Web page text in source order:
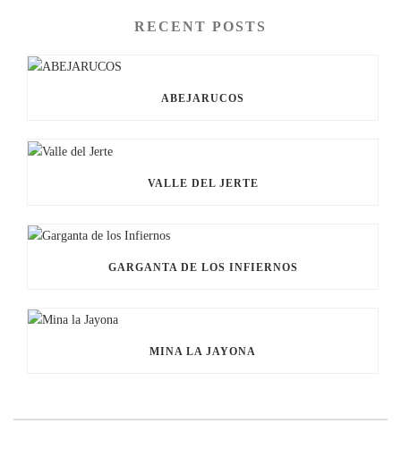
RECENT POSTS
ABEJARUCOS
VALLE DEL JERTE
GARGANTA DE LOS INFIERNOS
MINA LA JAYONA